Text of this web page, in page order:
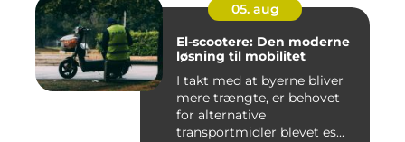
05. aug
El-scootere: Den moderne
løsning til mobilitet
I takt med at byerne bliver
mere trængte, er behovet
for alternative
transportmidler blevet es...